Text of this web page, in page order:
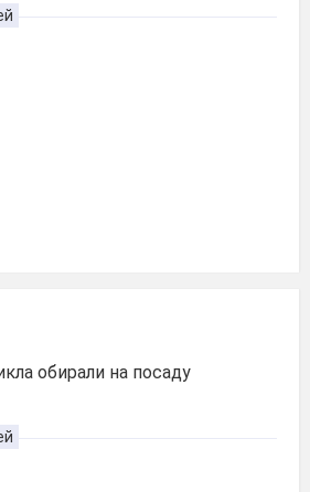
обирали на посаду